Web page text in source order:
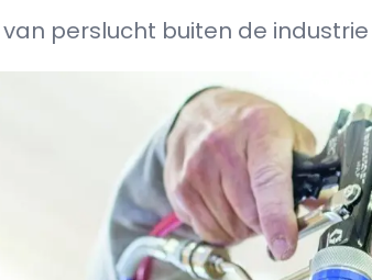
van perslucht buiten de industrie